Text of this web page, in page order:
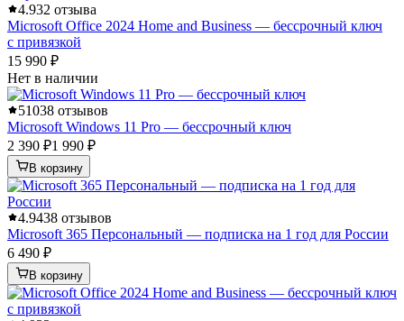
4.932 отзыва
Microsoft Office 2024 Home and Business — бессрочный ключ
с привязкой
15 990 ₽
Нет в наличии
51038 отзывов
Microsoft Windows 11 Pro — бессрочный ключ
2 390 ₽1 990 ₽
В корзину
4.9438 отзывов
Microsoft 365 Персональный — подписка на 1 год для России
6 490 ₽
В корзину